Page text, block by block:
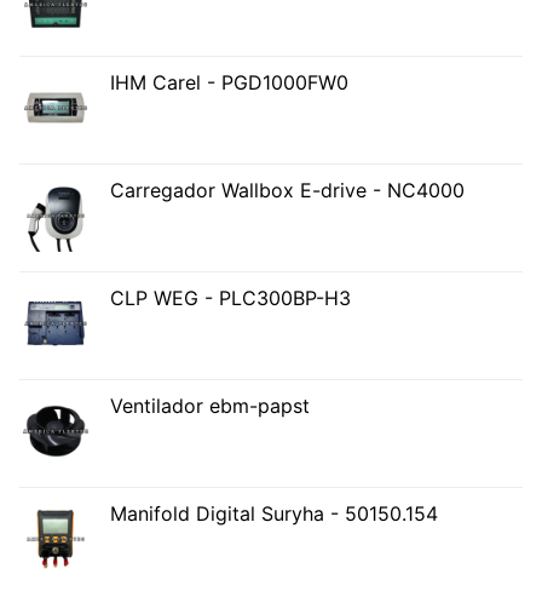
IHM Carel - PGD1000FW0
Carregador Wallbox E-drive - NC4000
CLP WEG - PLC300BP-H3
Ventilador ebm-papst
Manifold Digital Suryha - 50150.154